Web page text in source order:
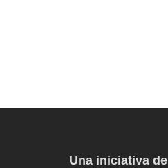
Una iniciativa de